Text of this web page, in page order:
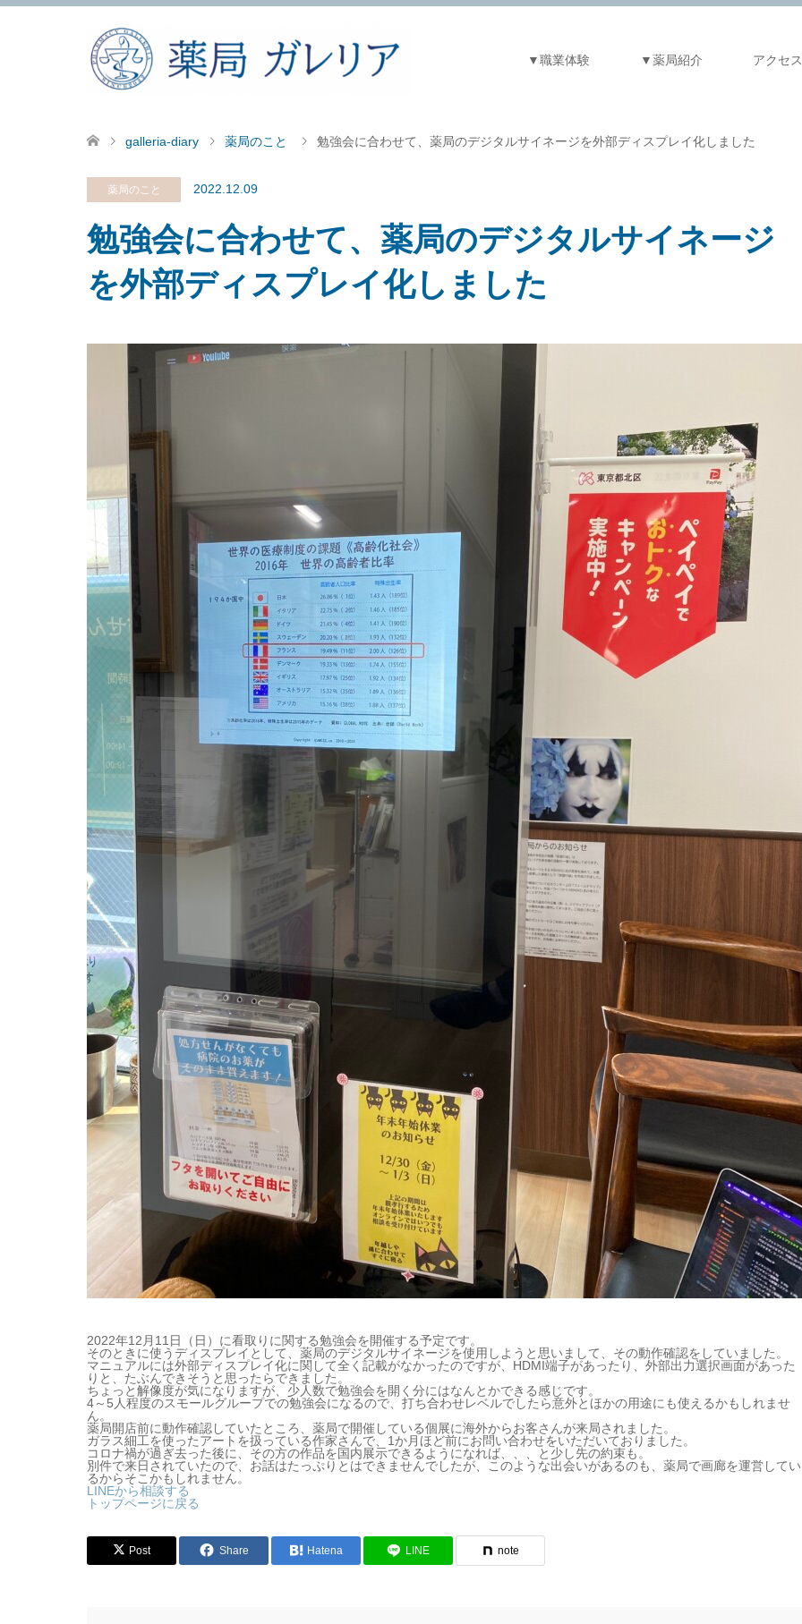
▼職業体験 ▼薬局紹介 アクセス
galleria-diary 薬局のこと 勉強会に合わせて、薬局のデジタルサイネージを外部ディスプレイ化しました
薬局のこと 2022.12.09
勉強会に合わせて、薬局のデジタルサイネージ
を外部ディスプレイ化しました
2022年12月11日（日）に看取りに関する勉強会を開催する予定です。
そのときに使うディスプレイとして、薬局のデジタルサイネージを使用しようと思いまして、その動作確認をしていました。
マニュアルには外部ディスプレイ化に関して全く記載がなかったのですが、HDMI端子があったり、外部出力選択画面があった
りと、たぶんできそうと思ったらできました。
ちょっと解像度が気になりますが、少人数で勉強会を開く分にはなんとかできる感じです。
4～5人程度のスモールグループでの勉強会になるので、打ち合わせレベルでしたら意外とほかの用途にも使えるかもしれませ
ん。
薬局開店前に動作確認していたところ、薬局で開催している個展に海外からお客さんが来局されました。
ガラス細工を使ったアートを扱っている作家さんで、1か月ほど前にお問い合わせをいただいておりました。
コロナ禍が過ぎ去った後に、その方の作品を国内展示できるようになれば、、、と少し先の約束も。
別件で来日されていたので、お話はたっぷりとはできませんでしたが、このような出会いがあるのも、薬局で画廊を運営してい
るからそこかもしれません。
LINEから相談する
トップページに戻る
Post Share Hatena LINE note